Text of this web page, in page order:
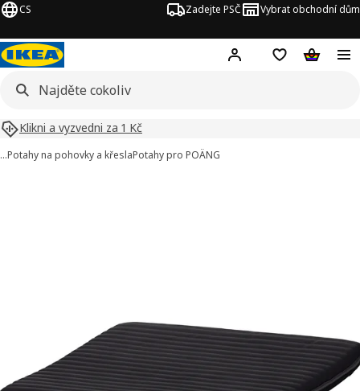
CS Zadejte PSČ Vybrat obchodní dům
Hej! Přihlášení
NákupníNákupní
Klikni a vyzvedni za 1 Kč
…Potahy na pohovky a křeslaPotahy pro POÄNG